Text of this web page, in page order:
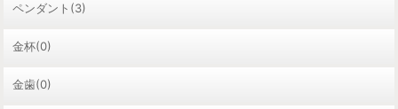
ペンダント(3)
金杯(0)
金歯(0)